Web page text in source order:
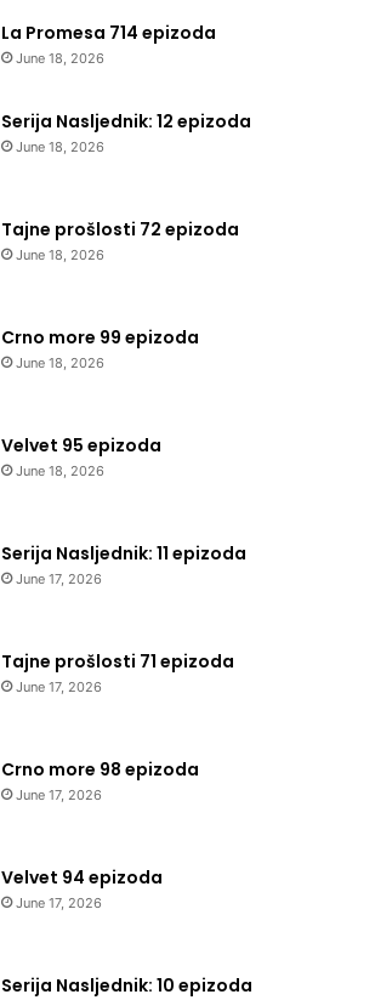
La Promesa 714 epizoda
June 18, 2026
Serija Nasljednik: 12 epizoda
June 18, 2026
Tajne prošlosti 72 epizoda
June 18, 2026
Crno more 99 epizoda
June 18, 2026
Velvet 95 epizoda
June 18, 2026
Serija Nasljednik: 11 epizoda
June 17, 2026
Tajne prošlosti 71 epizoda
June 17, 2026
Crno more 98 epizoda
June 17, 2026
Velvet 94 epizoda
June 17, 2026
Serija Nasljednik: 10 epizoda